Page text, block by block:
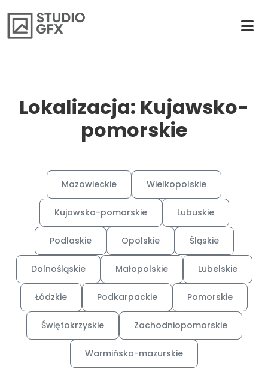
Lokalizacja: Kujawsko-
pomorskie
Mazowieckie Wielkopolskie
Kujawsko-pomorskie Lubuskie
Podlaskie Opolskie Śląskie
Dolnośląskie Małopolskie Lubelskie
Łódzkie Podkarpackie Pomorskie
Świętokrzyskie Zachodniopomorskie
Warmińsko-mazurskie